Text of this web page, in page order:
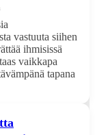
vastuuta siihen
ihmisissä
vaikkapa
tapana